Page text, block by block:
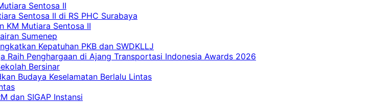
Sentosa II
Sentosa II di RS PHC Surabaya
KM Mutiara Sentosa II
Sumenep
Kepatuhan PKB dan SWDKLLJ
Penghargaan di Ajang Transportasi Indonesia Awards 2026
Bersinar
Budaya Keselamatan Berlalu Lintas
dan SIGAP Instansi